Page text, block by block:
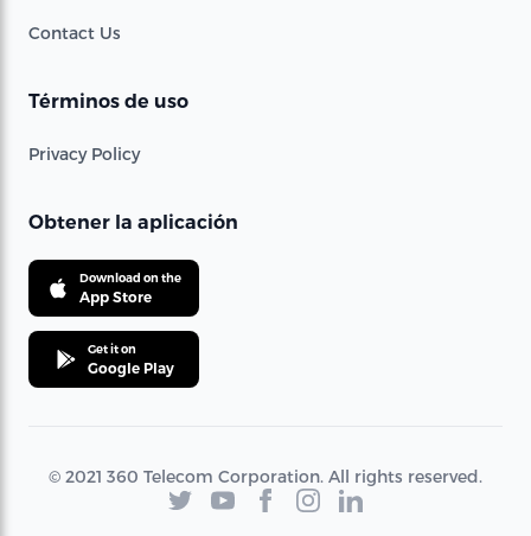
Contact Us
Términos de uso
Privacy Policy
Obtener la aplicación
Download on the
App Store
Get it on
Google Play
© 2021 360 Telecom Corporation. All rights reserved.